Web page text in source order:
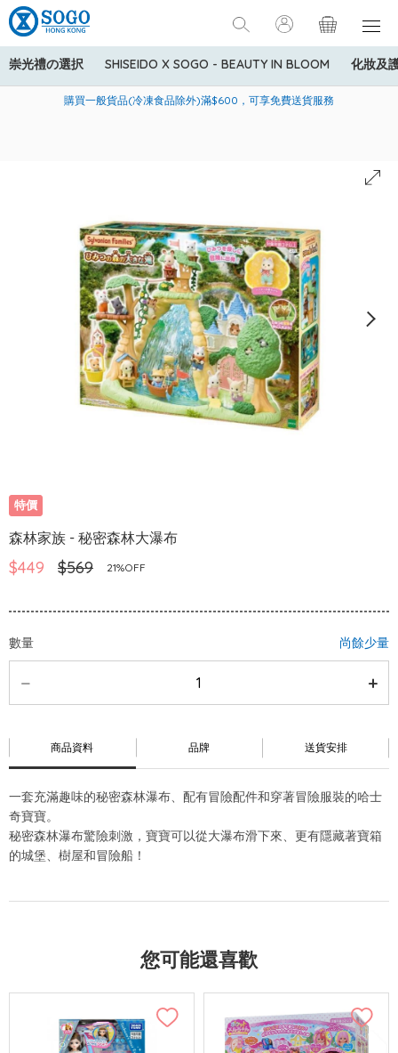
崇光禮の選択 SHISEIDO X SOGO - BEAUTY IN BLOOM 化妝及
美國運通Explorer®信用卡會員購物禮遇：高達5%簽賬回贈！
購買一般貨品(冷凍食品除外)滿$600，可享免費送貨服務
寄送中國內地服務只適用於指定商品，若訂單金額少於HK$600(折
特價
森林家族 - 秘密森林大瀑布
$449 $569 21%OFF
數量 尚餘少量
商品資料 品牌 送貨安排
一套充滿趣味的秘密森林瀑布、配有冒險配件和穿著冒險服裝的哈士
奇寶寶。
秘密森林瀑布驚險刺激，寶寶可以從大瀑布滑下來、更有隱藏著寶箱
的城堡、樹屋和冒險船！
您可能還喜歡